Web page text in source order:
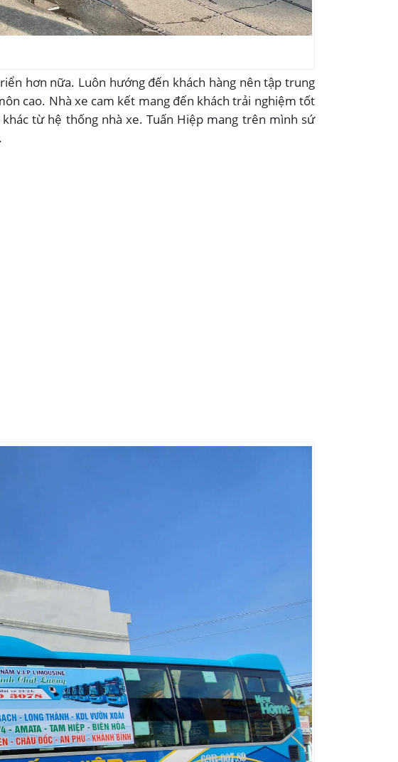
hơn nữa. Luôn hướng đến khách hàng nên tập trung
cao. Nhà xe cam kết mang đến khách trải nghiệm tốt
từ hệ thống nhà xe. Tuấn Hiệp mang trên mình sứ